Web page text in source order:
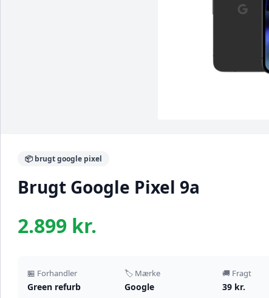
📦 brugt google pixel
Brugt Google Pixel 9a
2.899 kr.
🏪 Forhandler
Green refurb
🏷️ Mærke
Google
🚚 Fragt
39 kr.